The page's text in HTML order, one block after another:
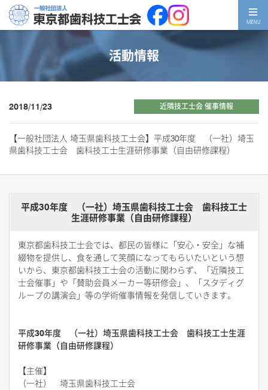
MENU
活動情報
2018/11/23 近隣技工士会 催事情報
【一般社団法人 埼玉県歯科技工士会】平成30年度 （一社）埼玉
県歯科技工士会 歯科技工士生涯研修事業（自由研修課程）
平成30年度 （一社）埼玉県歯科技工士会 歯科技工士
生涯研修事業（自由研修課程）
東京都歯科技工士会では、都民の皆様に「安心・安全」な補
綴物を提供し、食を通して笑顔になってもらいたいという想
いから、東京都歯科技工士会の活動に関わらず、「近隣技工
士会催事」や「賛助会員メーカー等研修会」、「スタディグ
ループの講演会」等の学術催事情報を発信していきます。
平成30年度 （一社）埼玉県歯科技工士会 歯科技工士生涯
研修事業（自由研修課程）
【主催】
（一社） 埼玉県歯科技工士会